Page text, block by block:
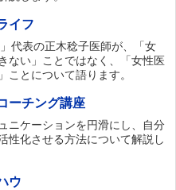
イフ
」代表の正木稔子医師が、「女
ない」ことではなく、「女性医
ことについて語ります。
ーチング講座
ニケーションを円滑にし、自分
性化させる方法について解説し
ウ